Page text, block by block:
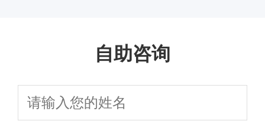
团队避免踩坑
附子女抚养权争取策略 办理全流程与
争夺及法律咨询
析，在线咨询助你
自助咨询